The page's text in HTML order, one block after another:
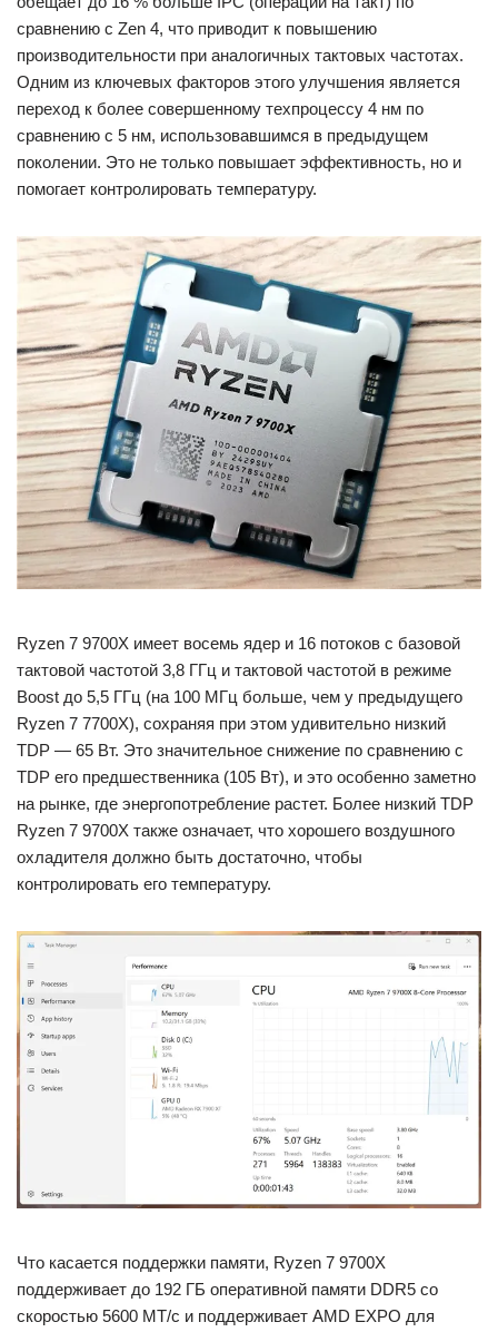
сравнению с Zen 4, что приводит к повышению
производительности при аналогичных тактовых частотах.
Одним из ключевых факторов этого улучшения является
переход к более совершенному техпроцессу 4 нм по
сравнению с 5 нм, использовавшимся в предыдущем
поколении. Это не только повышает эффективность, но и
помогает контролировать температуру.
Ryzen 7 9700X имеет восемь ядер и 16 потоков с базовой
тактовой частотой 3,8 ГГц и тактовой частотой в режиме
Boost до 5,5 ГГц (на 100 МГц больше, чем у предыдущего
Ryzen 7 7700X), сохраняя при этом удивительно низкий
TDP — 65 Вт. Это значительное снижение по сравнению с
TDP его предшественника (105 Вт), и это особенно заметно
на рынке, где энергопотребление растет. Более низкий TDP
Ryzen 7 9700X также означает, что хорошего воздушного
охладителя должно быть достаточно, чтобы
контролировать его температуру.
Что касается поддержки памяти, Ryzen 7 9700X
поддерживает до 192 ГБ оперативной памяти DDR5 со
скоростью 5600 МТ/с и поддерживает AMD EXPO для